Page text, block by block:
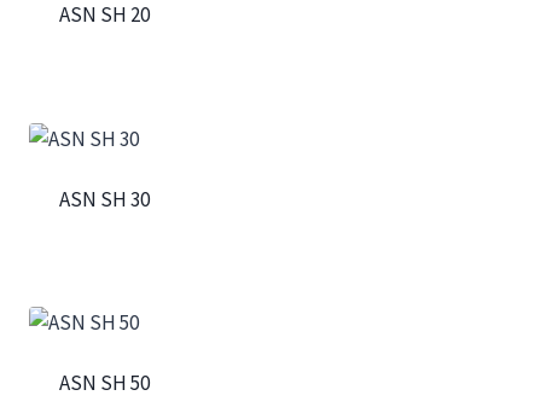
ASN SH 20
ASN SH 30
ASN SH 50